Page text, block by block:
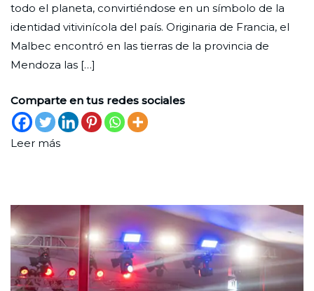
de
2024
que
conquistó
el
todo el planeta, convirtiéndose en un símbolo de la
identidad vitivinícola del país. Originaria de Francia, el
Malbec encontró en las tierras de la provincia de
Mendoza las […]
Comparte en tus redes sociales
Leer más